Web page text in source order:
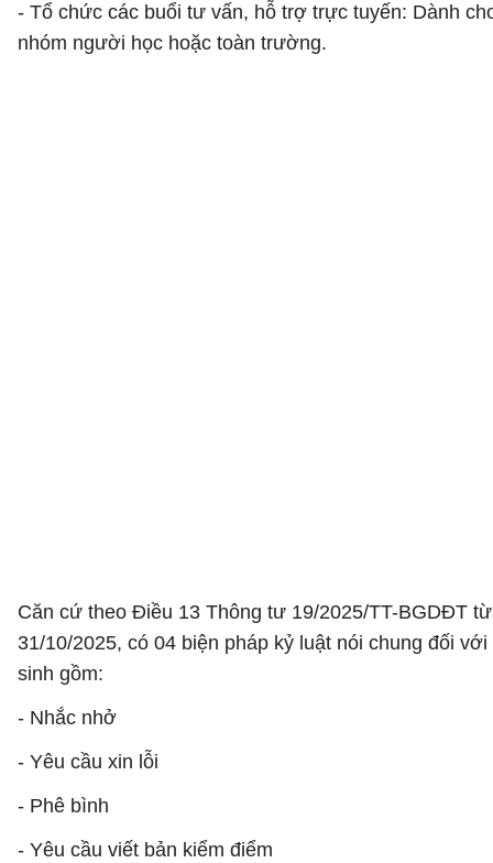
- Tổ chức các buổi tư vấn, hỗ trợ trực tuyến: Dành
nhóm người học hoặc toàn trường.
Căn cứ theo Điều 13 Thông tư 19/2025/TT-BGDĐT từ
31/10/2025, có 04 biện pháp kỷ luật nói chung đối với
sinh gồm:
- Nhắc nhở
- Yêu cầu xin lỗi
- Phê bình
- Yêu cầu viết bản kiểm điểm